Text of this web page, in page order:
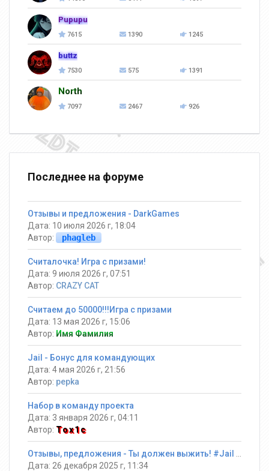
Pupupu
7615 1390 1245
buttz
7530 575 1391
North
7097 2467 926
Последнее на форуме
Отзывы и предложения - DarkGames
Дата: 10 июля 2026 г, 18:04
Автор:
phagleb
Считалочка! Игра с призами!
Дата: 9 июля 2026 г, 07:51
Автор: CRAZY CAT
Считаем до 50000!!!Игра с призами
Дата: 13 мая 2026 г, 15:06
Автор: Имя Фамилия
Jail - Бонус для командующих
Дата: 4 мая 2026 г, 21:56
Автор: pepka
Набор в команду проекта
Дата: 3 января 2026 г, 04:11
Автор: Tox1c
Дата: 26 декабря 2025 г, 11:34